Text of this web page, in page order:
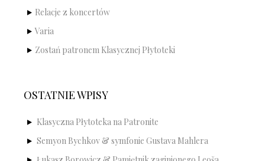
Relacje z koncertów
Varia
Zostań patronem Klasycznej Płytoteki
OSTATNIE WPISY
Klasyczna Płytoteka na Patronite
Semyon Bychkov & symfonie Gustava Mahlera